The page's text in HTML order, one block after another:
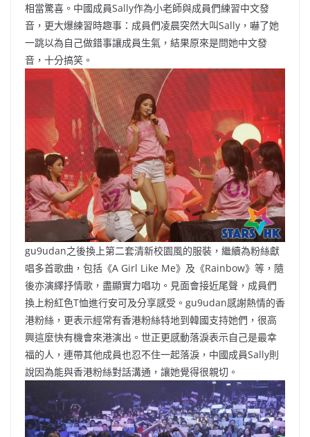
相當驚喜。中國成員Sally作為小老師與成員們練習中文發
音，更大爆練習時趣事：成員們凌晨突然大叫Sally，嚇了她
一跳以為自己做錯事讓成員生氣，結果原來是問她中文發
音，十分搞笑。
gu9udan之後換上第二套清新校園風的服裝，繼續為粉絲獻
唱多首歌曲，包括《A Girl Like Me》及《Rainbow》等，隨
後亦演繹抒情歌，盡顯實力唱功。見面會接近尾聲，成員們
換上粉紅色T恤進行安可及分享感受。gu9udan感謝熱情的香
港粉絲，更表示經常有香港粉絲特地到韓國支持她們，很高
興這麼快有機會來港演出。世正更感動落淚表示自己是最幸
福的人，連帶其他成員也忍不住一起落淚，中國成員Sally則
說因為能與香港粉絲對話溝通，讓她覺得很親切。